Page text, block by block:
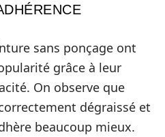
sans ponçage ont
grâce à leur
On observe que
dégraissé et
beaucoup mieux.